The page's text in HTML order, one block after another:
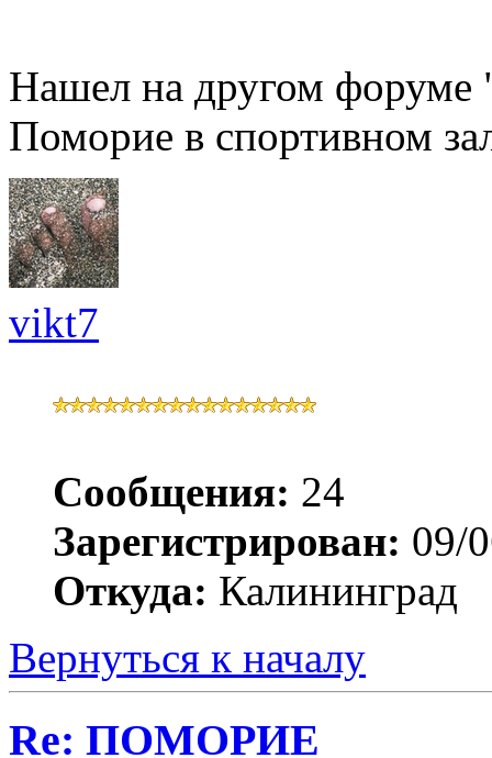
Нашел на другом форуме
Поморие в спортивном
vikt7
Сообщения: 24
Зарегистрирован: 09/
Откуда: Калининград
Вернуться к началу
Re: ПОМОРИЕ